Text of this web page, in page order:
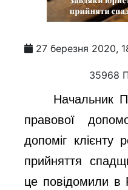
27 березня 2020,
35968
Начальник
правової
допоміг клієнту
прийняття
це повідомили в